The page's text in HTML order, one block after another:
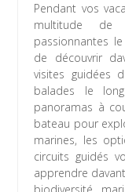
Pendant vos
multitude de
passionnantes
de découvrir
visites guidées
balades le
panoramas à
bateau pour
marines, les
circuits guidés
apprendre